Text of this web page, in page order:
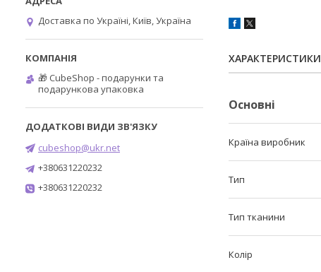
ХАРАКТЕРИСТИКИ
Основні
Країна виробник
Тип
Тип тканини
Колір
Доставка по Україні, Київ, Україна
🎁 CubeShop - подарунки та
подарункова упаковка
cubeshop@ukr.net
+380631220232
+380631220232